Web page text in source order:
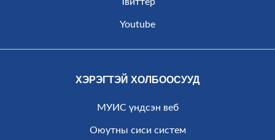
Youtube
ХЭРЭГТЭЙ ХОЛБООСУУД
МУИС үндсэн веб
Оюутны сиси систем